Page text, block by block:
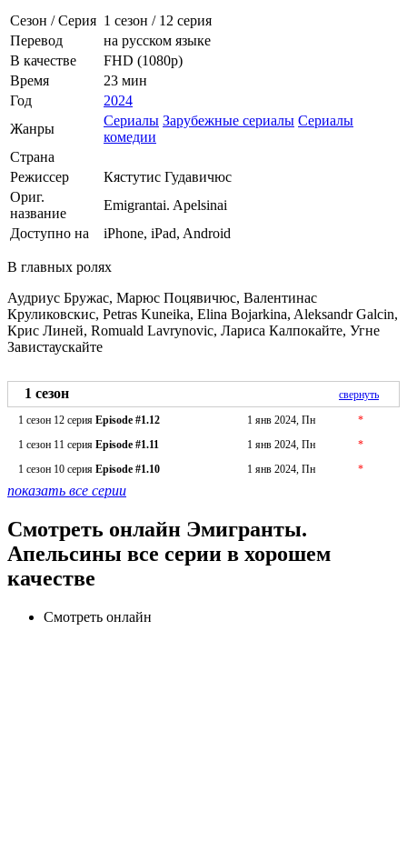
Сезон / Серия 1 сезон / 12 серия
Перевод
на русском языке
В качестве
FHD (1080p)
Время
23 мин
Год
2024
Жанры
Сериалы Зарубежные сериалы Сериалы
комедии
Страна
Режиссер
Кястутис Гудавичюс
Ориг.
название
Emigrantai. Apelsinai
Доступно на
iPhone, iPad, Android
В главных ролях
Аудриус Бружас, Марюс Поцявичюс, Валентинас
Круликовскис, Petras Kuneika, Elina Bojarkina, Aleksandr Galcin,
Крис Линей, Romuald Lavrynovic, Лариса Калпокайте, Угне
Завистаускайте
1 сезон
свернуть
1 сезон 12 серия Episode #1.12 1 янв 2024, Пн
*
1 сезон 11 серия Episode #1.11 1 янв 2024, Пн
*
1 сезон 10 серия Episode #1.10 1 янв 2024, Пн *
показать все серии
Смотреть онлайн Эмигранты.
Апельсины все серии в хорошем
качестве
Смотреть онлайн